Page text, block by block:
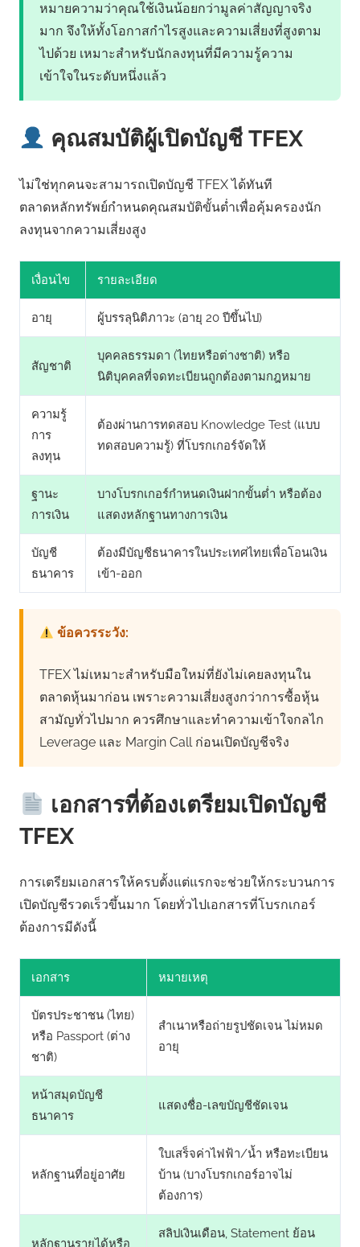
หมายความว่าคุณใช้เงินน้อยกว่ามูลค่าสัญญาจริง
มาก จึงให้ทั้งโอกาสกำไรสูงและความเสี่ยงที่สูงตาม
ไปด้วย เหมาะสำหรับนักลงทุนที่มีความรู้ความ
เข้าใจในระดับหนึ่งแล้ว
คุณสมบัติผู้เปิดบัญชี TFEX
ไม่ใช่ทุกคนจะสามารถเปิดบัญชี TFEX ได้ทันที
ตลาดหลักทรัพย์กำหนดคุณสมบัติขั้นต่ำเพื่อคุ้มครองนัก
ลงทุนจากความเสี่ยงสูง
เงื่อนไข รายละเอียด
อายุ ผู้บรรลุนิติภาวะ (อายุ 20 ปีขึ้นไป)
สัญชาติ
บุคคลธรรมดา (ไทยหรือต่างชาติ) หรือ
นิติบุคคลที่จดทะเบียนถูกต้องตามกฎหมาย
ความรู้
การ
ลงทุน
ต้องผ่านการทดสอบ Knowledge Test (แบบ
ทดสอบความรู้) ที่โบรกเกอร์จัดให้
ฐานะ
การเงิน
บางโบรกเกอร์กำหนดเงินฝากขั้นต่ำ หรือต้อง
แสดงหลักฐานทางการเงิน
บัญชี
ธนาคาร
ต้องมีบัญชีธนาคารในประเทศไทยเพื่อโอนเงิน
เข้า-ออก
ข้อควรระวัง:
TFEX ไม่เหมาะสำหรับมือใหม่ที่ยังไม่เคยลงทุนใน
ตลาดหุ้นมาก่อน เพราะความเสี่ยงสูงกว่าการซื้อหุ้น
สามัญทั่วไปมาก ควรศึกษาและทำความเข้าใจกลไก
Leverage และ Margin Call ก่อนเปิดบัญชีจริง
เอกสารที่ต้องเตรียมเปิดบัญชี
TFEX
การเตรียมเอกสารให้ครบตั้งแต่แรกจะช่วยให้กระบวนการ
เปิดบัญชีรวดเร็วขึ้นมาก โดยทั่วไปเอกสารที่โบรกเกอร์
ต้องการมีดังนี้
เอกสาร หมายเหตุ
บัตรประชาชน (ไทย)
หรือ Passport (ต่าง
ชาติ)
สำเนาหรือถ่ายรูปชัดเจน ไม่หมด
อายุ
หน้าสมุดบัญชี
ธนาคาร
แสดงชื่อ-เลขบัญชีชัดเจน
หลักฐานที่อยู่อาศัย
ใบเสร็จค่าไฟฟ้า/น้ำ หรือทะเบียน
บ้าน (บางโบรกเกอร์อาจไม่
ต้องการ)
หลักฐานรายได้หรือ
สลิปเงินเดือน, Statement ย้อน